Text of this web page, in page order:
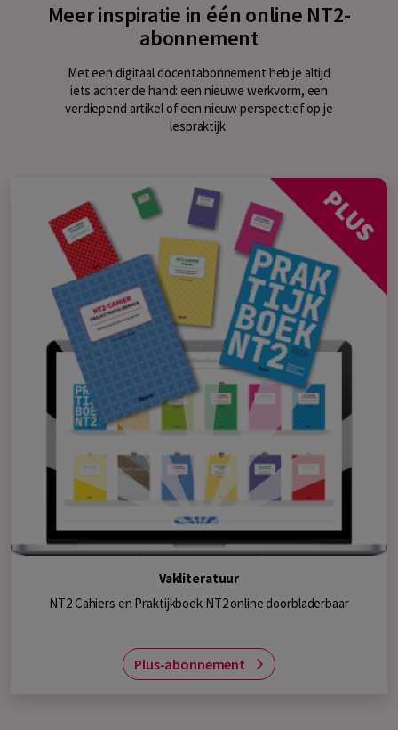
Meer inspiratie in één online NT2-
abonnement
Met een digitaal docentabonnement heb je altijd
iets achter de hand: een nieuwe werkvorm, een
verdiepend artikel of een nieuw perspectief op je
lespraktijk.
Vakliteratuur
NT2 Cahiers en Praktijkboek NT2 online doorbladerbaar
Plus-abonnement